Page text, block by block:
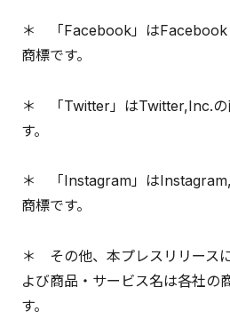
＊ 「Facebook」はFacebook
商標です。
＊ 「Twitter」はTwitter,Inc.の
す。
＊ 「Instagram」は
商標です。
＊ その他、本プレスリリース
よび商品・サービス名は各社の
す。